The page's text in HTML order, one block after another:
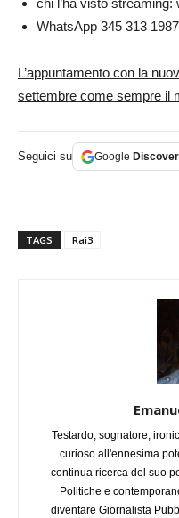
chi l’ha visto
WhatsApp 345 313 1987
L’appuntamento con la
settembre come sempre il
Seguici su Google Discover
TAGS Rai3
Testardo, sognatore,
curioso all'ennesima
continua ricerca del suo
Politiche e
diventare Giornalista